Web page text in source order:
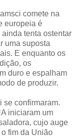
comete na
europeia é
tenta ostentar
uma suposta
E enquanto os
os
duro e espalham
de produzir.
se confirmaram.
iniciaram um
cujo auge
fim da União